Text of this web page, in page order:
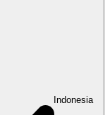
Indonesia